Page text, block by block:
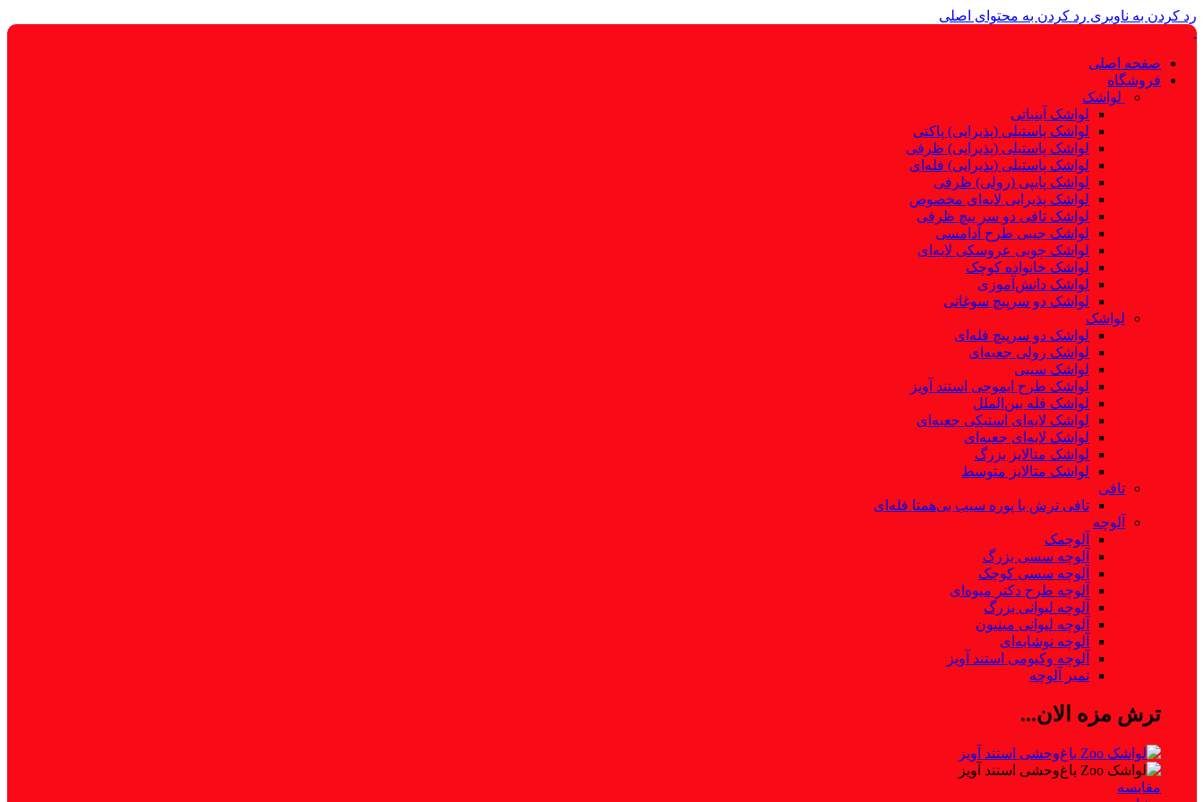
رد کردن به ناوبری رد کردن به محتوای اصلی
صفحه اصلی
فروشگاه
لواشک
لواشک آبنباتی
لواشک پاستیلی (پذیرایی) پاکتی
لواشک پاستیلی (پذیرایی) ظرفی
لواشک پاستیلی (پذیرایی) فله‌ای
لواشک پایپی (رولی) ظرفی
لواشک پذیرایی لایه‌ای مخصوص
لواشک تافی دو سر پیچ ظرفی
لواشک جیبی طرح آدامسی
لواشک چوبی عروسکی لایه‌ای
لواشک خانواده کوچک
لواشک دانش‌آموزی
لواشک دو سرپیچ سوغاتی
لواشک
لواشک دو سرپیچ فله‌ای
لواشک رولی جعبه‌ای
لواشک سیبی
لواشک طرح ایموجی استند آویز
لواشک فله بین‌الملل
لواشک لایه‌ای استیکی جعبه‌ای
لواشک لایه‌ای جعبه‌ای
لواشک متالایز بزرگ
لواشک متالایز متوسط
تافی
تافی ترش با پوره سیب بی‌همتا فله‌ای
آلوچه
آلوچمک
آلوچه سسی بزرگ
آلوچه سسی کوچک
آلوچه طرح دکتر میوه‌‌ای
آلوچه لیوانی بزرگ
آلوچه لیوانی مینیون
آلوچه نوشابه‌‌ای
آلوچه وکیومی استند آویز
تمبر آلوچه
ترش مزه الان...
مقایسه